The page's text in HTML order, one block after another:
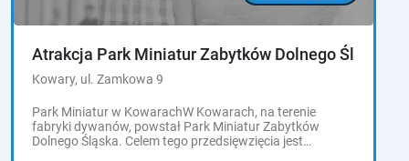
Atrakcja Park Miniatur Zabytków Dolnego Śląska
Kowary, ul. Zamkowa 9
Park Miniatur w KowarachW Kowarach, na terenie
fabryki dywanów, powstał Park Miniatur Zabytków
Dolnego Śląska. Celem tego przedsięwzięcia jest